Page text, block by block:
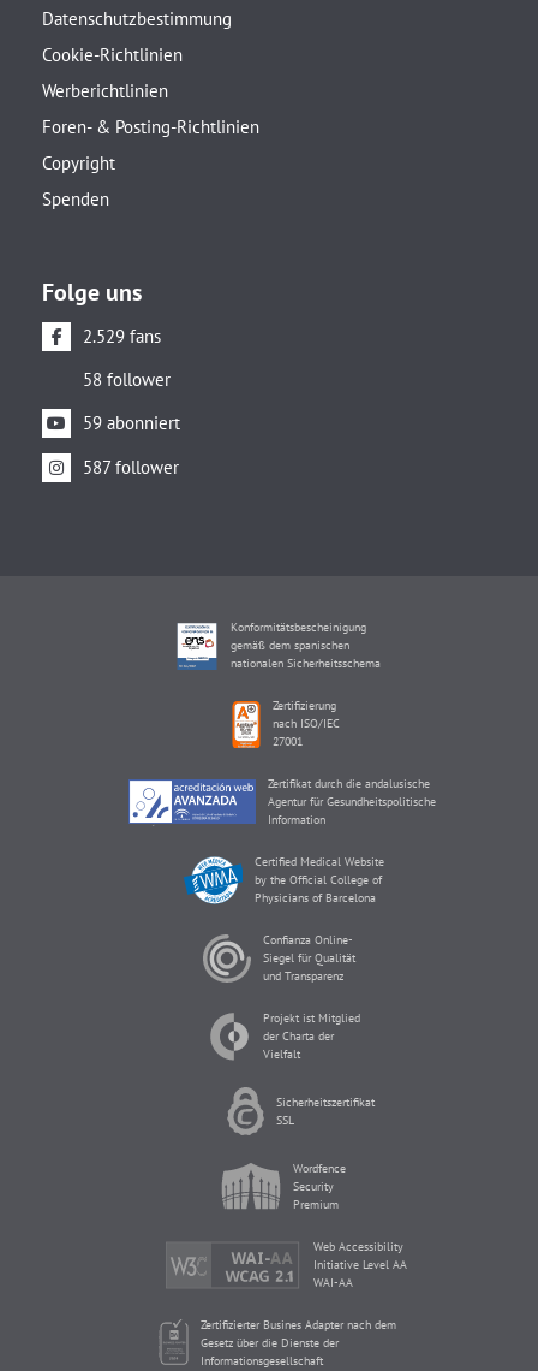
Datenschutzbestimmung
Cookie-Richtlinien
Werberichtlinien
Foren- & Posting-Richtlinien
Copyright
Spenden
Folge uns
2.529 fans
58 follower
59 abonniert
587 follower
Konformitätsbescheinigung
gemäß dem spanischen
nationalen Sicherheitsschema
Zertifizierung
nach ISO/IEC
27001
Zertifikat durch die andalusische
Agentur für Gesundheitspolitische
Information
Certified Medical Website
by the Official College of
Physicians of Barcelona
Confianza Online-
Siegel für Qualität
und Transparenz
Projekt ist Mitglied
der Charta der
Vielfalt
Sicherheitszertifikat
SSL
Wordfence
Security
Premium
Web Accessibility
Initiative Level AA
WAI-AA
Zertifizierter Busines Adapter nach dem
Gesetz über die Dienste der
Informationsgesellschaft